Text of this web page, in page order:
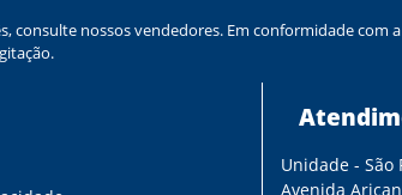
nossos vendedores. Em conformidade com
Unidade - São
Avenida